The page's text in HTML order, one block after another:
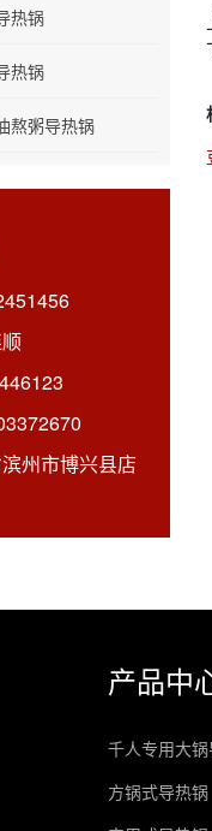
热锅
热锅
熬粥导热锅
州市博兴县店
产品中
千人专用大
方锅式导热锅